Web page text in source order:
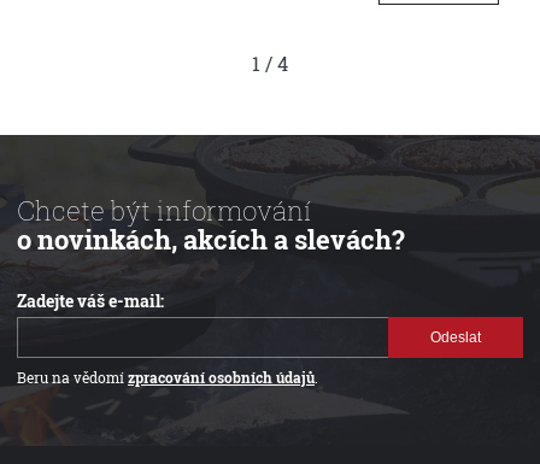
1 /4
Chcete být informování
o novinkách, akcích a slevách?
Zadejte váš e-mail:
Odeslat
Beru na vědomízpracování osobních údajů.